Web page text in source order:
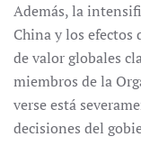
Además, la
China y los efectos
de valor globales
miembros de la
verse está
decisiones del